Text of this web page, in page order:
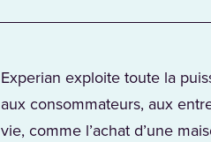
Experian exploite toute la
aux consommateurs, aux
vie, comme l’achat d’une